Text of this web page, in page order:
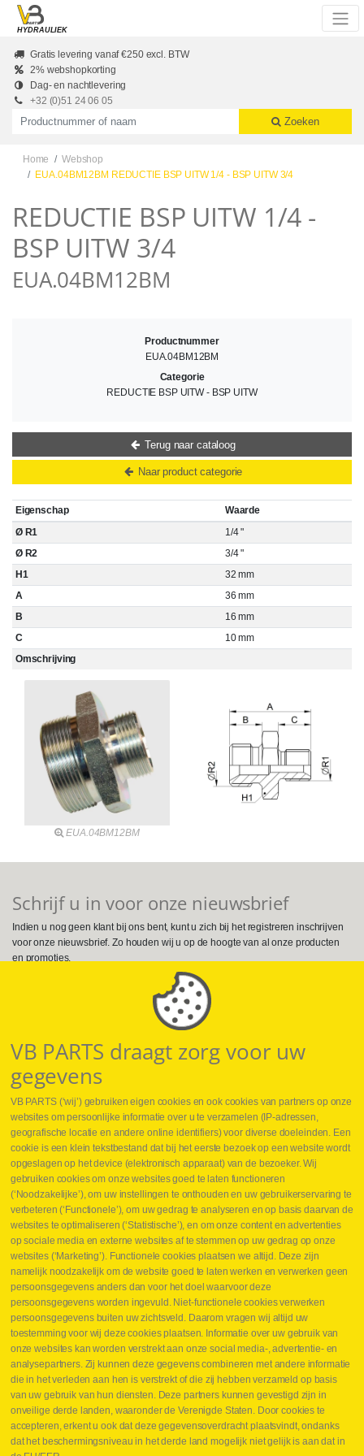
Skip to main content
HYDRAULIEK
Gratis levering vanaf €250 excl. BTW
2% webshopkorting
Dag- en nachtlevering
+32 (0)51 24 06 05
Productnummer of naam
Zoeken
Home
Webshop
EUA.04BM12BM REDUCTIE BSP UITW 1/4 - BSP UITW 3/4
REDUCTIE BSP UITW 1/4 -
BSP UITW 3/4
EUA.04BM12BM
Eigenschap
Waarde
Ø R1
1/4 "
Ø R2
3/4 "
H1
32 mm
A
36 mm
B
16 mm
C
10 mm
Omschrijving
EUA.04BM12BM
Productnummer
EUA.04BM12BM
Categorie
REDUCTIE BSP UITW - BSP UITW
Terug naar cataloog
Naar product categorie
Schrijf u in voor onze nieuwsbrief
Indien u nog geen klant bij ons bent, kunt u zich bij het registreren inschrijven
voor onze nieuwsbrief. Zo houden wij u op de hoogte van al onze producten
en promoties.
Volg ons op Social Media
Webshop
Nieuws
Jobs
Contact
Leveringen
Drukcontrole set
Persmaten
Herstellen cilinders
Hoe opmeten?
Hydrogroepen
Hydraulische slangen
Contact VB Parts
Abraham Hansstraat 7 ,B-8800 Roeselare
Tel. +32 (0)51 24 06 05
E-mail info@vbparts.be
⏳ Laatste maand Webtec-promotie!
VB PARTS draagt zorg voor uw
gegevens
VB PARTS (‘wij’) gebruiken eigen cookies en ook cookies van partners op onze
websites om persoonlijke informatie over u te verzamelen (IP-adressen,
geografische locatie en andere online identifiers) voor diverse doeleinden. Een
cookie is een klein tekstbestand dat bij het eerste bezoek op een website wordt
opgeslagen op het device (elektronisch apparaat) van de bezoeker. Wij
gebruiken cookies om onze websites goed te laten functioneren
(‘Noodzakelijke’), om uw instellingen te onthouden en uw gebruikerservaring te
verbeteren (‘Functionele’), om uw gedrag te analyseren en op basis daarvan de
websites te optimaliseren (‘Statistische’), en om onze content en advertenties
op sociale media en externe websites af te stemmen op uw gedrag op onze
websites (‘Marketing’). Functionele cookies plaatsen we altijd. Deze zijn
namelijk noodzakelijk om de website goed te laten werken en verwerken geen
persoonsgegevens anders dan voor het doel waarvoor deze
persoonsgegevens worden ingevuld. Niet-functionele cookies verwerken
persoonsgegevens buiten uw zichtsveld. Daarom vragen wij altijd uw
toestemming voor wij deze cookies plaatsen. Informatie over uw gebruik van
onze websites kan worden verstrekt aan onze social media-, advertentie- en
analysepartners. Zij kunnen deze gegevens combineren met andere informatie
die in het verleden aan hen is verstrekt of die zij hebben verzameld op basis
van uw gebruik van hun diensten. Deze partners kunnen gevestigd zijn in
onveilige derde landen, waaronder de Verenigde Staten. Door cookies te
accepteren, erkent u ook dat deze gegevensoverdracht plaatsvindt, ondanks
dat het beschermingsniveau in het derde land mogelijk niet gelijk is aan dat in